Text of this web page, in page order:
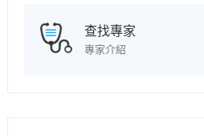
查找專家
專家介紹